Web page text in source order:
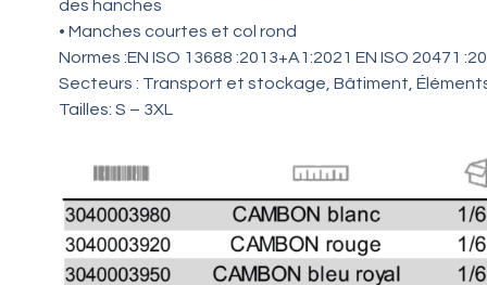
des hanches
• Manches courtes et col rond
Normes :EN ISO 13688 :2013+A1:2021 EN ISO 20471
Secteurs : Transport et stockage, Bâtiment,
Tailles: S – 3XL